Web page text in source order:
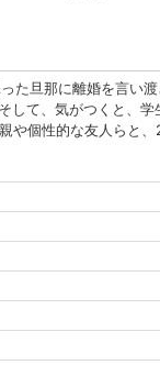
た旦那に離婚を言い
して、気がつくと、学
や個性的な友人らと